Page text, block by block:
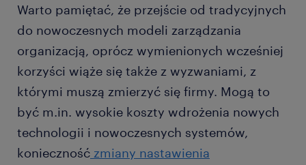
Warto pamiętać, że przejście od tradycyjnych
do nowoczesnych modeli zarządzania
organizacją, oprócz wymienionych wcześniej
korzyści wiąże się także z wyzwaniami, z
którymi muszą zmierzyć się firmy. Mogą to
być m.in. wysokie koszty wdrożenia nowych
technologii i nowoczesnych systemów,
konieczność zmiany nastawienia